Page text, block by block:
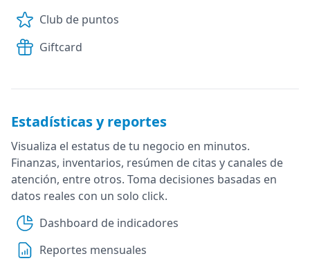
Club de puntos
Giftcard
Estadísticas y reportes
Visualiza el estatus de tu negocio en minutos.
Finanzas, inventarios, resúmen de citas y canales de
atención, entre otros. Toma decisiones basadas en
datos reales con un solo click.
Dashboard de indicadores
Reportes mensuales